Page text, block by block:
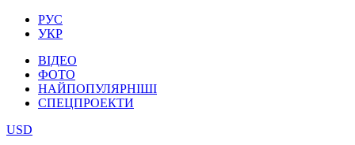
РУС
УКР
ВІДЕО
ФОТО
НАЙПОПУЛЯРНІШІ
СПЕЦПРОЕКТИ
USD